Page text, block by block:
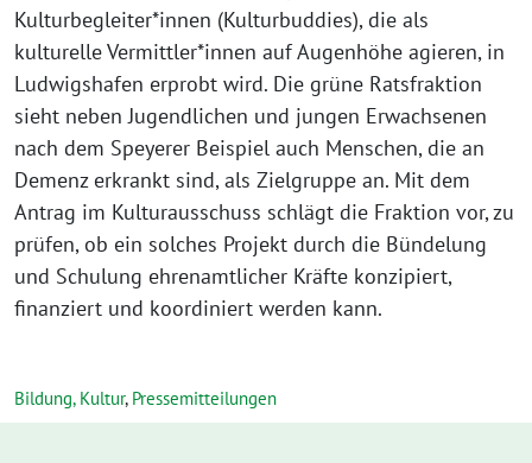
Kulturbegleiter*innen (Kulturbuddies), die als
kulturelle Vermittler*innen auf Augenhöhe agieren, in
Ludwigshafen erprobt wird. Die grüne Ratsfraktion
sieht neben Jugendlichen und jungen Erwachsenen
nach dem Speyerer Beispiel auch Menschen, die an
Demenz erkrankt sind, als Zielgruppe an. Mit dem
Antrag im Kulturausschuss schlägt die Fraktion vor, zu
prüfen, ob ein solches Projekt durch die Bündelung
und Schulung ehrenamtlicher Kräfte konzipiert,
finanziert und koordiniert werden kann.
Bildung, Kultur, Pressemitteilungen